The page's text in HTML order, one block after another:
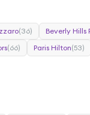
(36) Beverly Hills
(66) Paris Hilton(53)